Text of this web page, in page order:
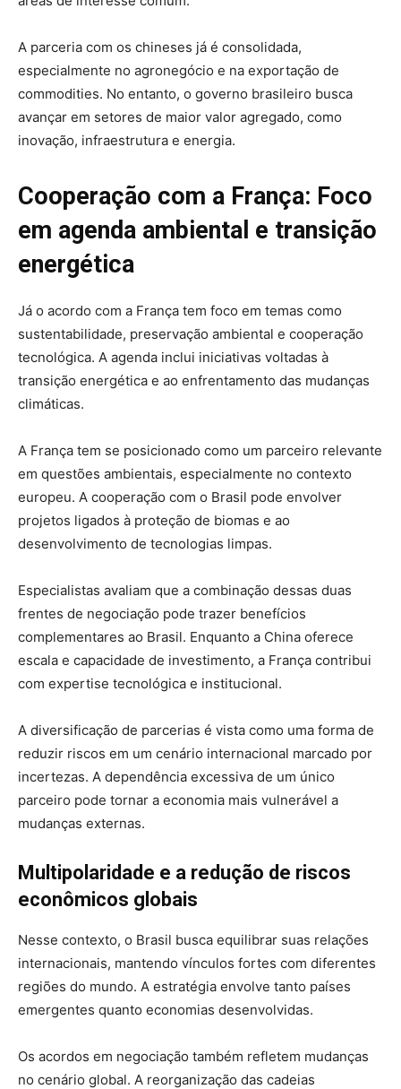
A parceria com os chineses já é consolidada,
especialmente no agronegócio e na exportação de
commodities. No entanto, o governo brasileiro busca
avançar em setores de maior valor agregado, como
inovação, infraestrutura e energia.
Cooperação com a França: Foco
em agenda ambiental e transição
energética
Já o acordo com a França tem foco em temas como
sustentabilidade, preservação ambiental e cooperação
tecnológica. A agenda inclui iniciativas voltadas à
transição energética e ao enfrentamento das mudanças
climáticas.
A França tem se posicionado como um parceiro relevante
em questões ambientais, especialmente no contexto
europeu. A cooperação com o Brasil pode envolver
projetos ligados à proteção de biomas e ao
desenvolvimento de tecnologias limpas.
Especialistas avaliam que a combinação dessas duas
frentes de negociação pode trazer benefícios
complementares ao Brasil. Enquanto a China oferece
escala e capacidade de investimento, a França contribui
com expertise tecnológica e institucional.
A diversificação de parcerias é vista como uma forma de
reduzir riscos em um cenário internacional marcado por
incertezas. A dependência excessiva de um único
parceiro pode tornar a economia mais vulnerável a
mudanças externas.
Multipolaridade e a redução de riscos
econômicos globais
Nesse contexto, o Brasil busca equilibrar suas relações
internacionais, mantendo vínculos fortes com diferentes
regiões do mundo. A estratégia envolve tanto países
emergentes quanto economias desenvolvidas.
Os acordos em negociação também refletem mudanças
no cenário global. A reorganização das cadeias